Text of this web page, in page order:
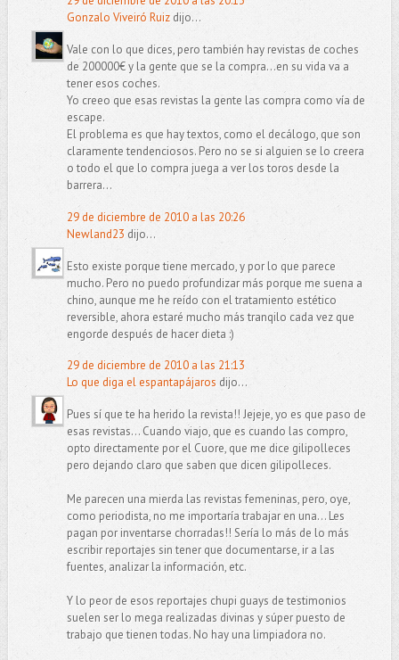
Gonzalo Viveiró Ruizdijo...
Vale con lo que dices, pero también hay revistas de coches
de 200000€ y la gente que se la compra...en su vida va a
tener esos coches.
Yo creeo que esas revistas la gente las compra como vía de
escape.
El problema es que hay textos, como el decálogo, que son
claramente tendenciosos. Pero no se si alguien se lo creera
o todo el que lo compra juega a ver los toros desde la
barrera...
29 de diciembre de 2010 a las 20:26
Newland23 dijo...
Esto existe porque tiene mercado, y por lo que parece
mucho. Pero no puedo profundizar más porque me suena a
chino, aunque me he reído con el tratamiento estético
reversible, ahora estaré mucho más tranqilo cada vez que
engorde después de hacer dieta :)
29 de diciembre de 2010 a las 21:13
Lo que diga el espantapájaros dijo...
Pues sí que te ha herido la revista!! Jejeje, yo es que paso de
esas revistas... Cuando viajo, que es cuando las compro,
opto directamente por el Cuore, que me dice gilipolleces
pero dejando claro que saben que dicen gilipolleces.
Me parecen una mierda las revistas femeninas, pero, oye,
como periodista, no me importaría trabajar en una... Les
pagan por inventarse chorradas!! Sería lo más de lo más
escribir reportajes sin tener que documentarse, ir a las
fuentes, analizar la información, etc.
Y lo peor de esos reportajes chupi guays de testimonios
suelen ser lo mega realizadas divinas y súper puesto de
trabajo que tienen todas. No hay una limpiadora no.